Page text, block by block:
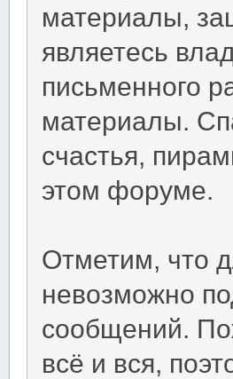
материалы,
являетесь
письменного
материалы.
счастья,
этом форуме.
Отметим, что
невозможно
сообщений.
всё и вся,